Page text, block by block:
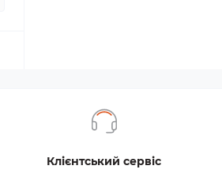
Клієнтський сервіс